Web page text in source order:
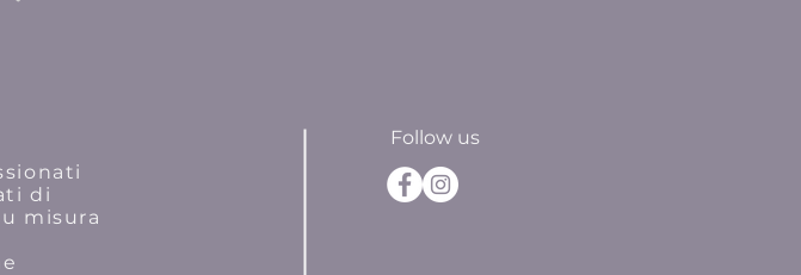
Follow us
di
misura